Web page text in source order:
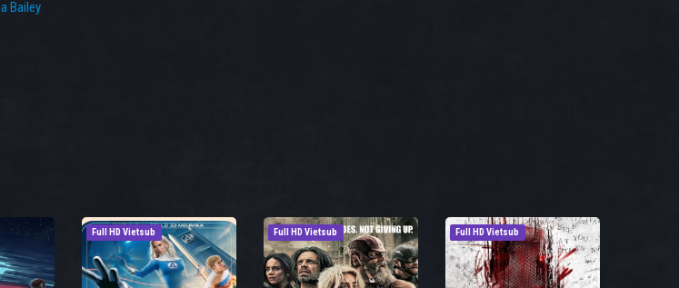
Bailey
Full HD Vietsub Full HD Vietsub Full HD Vietsub